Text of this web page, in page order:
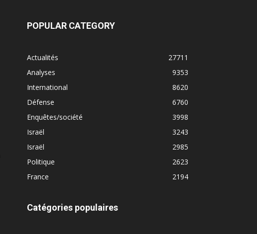
POPULAR CATEGORY
Actualités
27711
Analyses
9353
International
8620
Défense
6760
Enquêtes/société
3998
Israël
3243
Israël
2985
Politique
2623
France
2194
Catégories populaires